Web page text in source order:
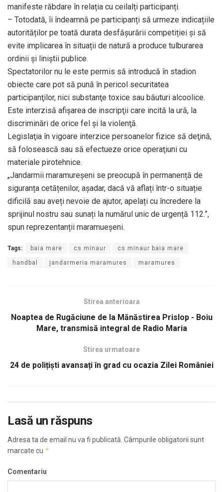
manifeste răbdare în relația cu ceilalți participanți.
– Totodată, îi îndeamnă pe participanți să urmeze indicațiile
autorităților pe toată durata desfășurării competiției și să
evite implicarea în situații de natură a produce tulburarea
ordinii și liniștii publice.
Spectatorilor nu le este permis să introducă în stadion
obiecte care pot să pună în pericol securitatea
participanţilor, nici substanţe toxice sau băuturi alcoolice.
Este interzisă afişarea de inscripţii care incită la ură, la
discriminări de orice fel şi la violenţă.
Legislaţia în vigoare interzice persoanelor fizice să deţină,
să folosească sau să efectueze orice operaţiuni cu
materiale pirotehnice.
„Jandarmii maramureșeni se preocupă în permanență de
siguranța cetățenilor, așadar, dacă vă aflați într-o situație
dificilă sau aveți nevoie de ajutor, apelați cu încredere la
sprijinul nostru sau sunați la numărul unic de urgență 112.”,
spun reprezentanții maramueșeni.
Tags: baia mare cs minaur cs minaur baia mare
handbal jandarmeria maramures maramures
Stirea anterioara
Noaptea de Rugăciune de la Mănăstirea Prislop - Boiu
Mare, transmisă integral de Radio Maria
Stirea urmatoare
24 de polițiști avansați în grad cu ocazia Zilei României
Lasă un răspuns
Adresa ta de email nu va fi publicată. Câmpurile obligatorii sunt
marcate cu *
Comentariu